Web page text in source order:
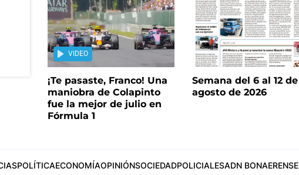
VIDEO
¡Te pasaste, Franco! Una
maniobra de Colapinto
fue la mejor de julio en
Fórmula 1
Semana del 6 al 12 de
agosto de 2026
POLÍTICAECONOMÍAOPINIÓNSOCIEDADPOLICIALESADN BONAERENSE